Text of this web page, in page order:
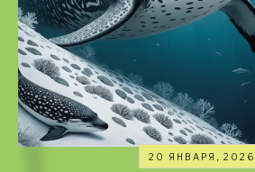
20 ЯНВАРЯ, 2026